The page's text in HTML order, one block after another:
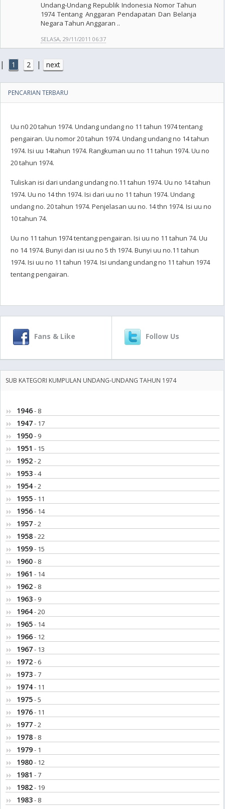
Undang-Undang Republik Indonesia Nomor Tahun
1974 Tentang Anggaran Pendapatan Dan Belanja
Negara Tahun Anggaran ..
SELASA, 29/11/2011 06:37
| 1 2 | next
PENCARIAN TERBARU
Uu n0 20 tahun 1974. Undang undang no 11 tahun 1974 tentang
pengairan. Uu nomor 20 tahun 1974. Undang undang no 14 tahun
1974. Isi uu 14tahun 1974. Rangkuman uu no 11 tahun 1974. Uu no
20 tahun 1974.
Tuliskan isi dari undang undang no.11 tahun 1974. Uu no 14 tahun
1974. Uu no 14 thn 1974. Isi dari uu no 11 tahun 1974. Undang
undang no. 20 tahun 1974. Penjelasan uu no. 14 thn 1974. Isi uu no
10 tahun 74.
Uu no 11 tahun 1974 tentang pengairan. Isi uu no 11 tahun 74. Uu
no 14 1974. Bunyi dan isi uu no 5 th 1974. Bunyi uu no.11 tahun
1974. Isi uu no 11 tahun 1974. Isi undang undang no 11 tahun 1974
tentang pengairan.
Fans & Like Follow Us
SUB KATEGORI KUMPULAN UNDANG-UNDANG TAHUN 1974
1946- 8
1947- 17
1950- 9
1951 - 15
1952- 2
1953- 4
1954- 2
1955- 11
1956- 14
1957- 2
1958- 22
1959- 15
1960- 8
1961 - 14
1962- 8
1963- 9
1964- 20
1965- 14
1966- 12
1967- 13
1972- 6
1973- 7
1974- 11
1975- 5
1976- 11
1977- 2
1978- 8
1979- 1
1980- 12
1981 - 7
1982- 19
1983- 8